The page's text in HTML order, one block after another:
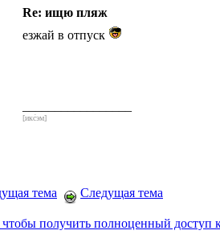
Re: ищю пляж
езжай в отпуск
[икс́эм]
тема Следущая тема
чтобы получить полноценный доступ